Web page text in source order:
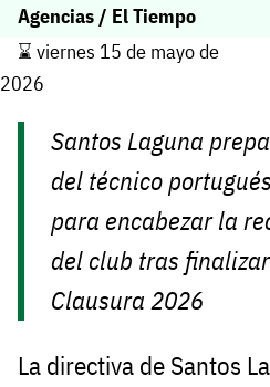
Agencias / El Tiempo
⌛️ viernes 15 de mayo de
2026
Santos Laguna
del técnico
para encabezar la
del club tras
Clausura 2026
La directiva de Santos